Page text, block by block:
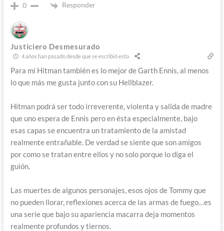
0 Responder
Justiciero Desmesurado
4 años han pasado desde que se escribió esto
Para mi Hitman también es lo mejor de Garth Ennis, al menos
lo que más me gusta junto con su Hellblazer.
Hitman podrá ser todo irreverente, violenta y salida de madre
que uno espera de Ennis pero en ésta especialmente, bajo
esas capas se encuentra un tratamiento de la amistad
realmente entrañable. De verdad se siente que son amigos
por como se tratan entre ellos y no solo porque lo diga el
guión.
Las muertes de algunos personajes, esos ojos de Tommy que
no pueden llorar, reflexiones acerca de las armas de fuego…es
una serie que bajo su apariencia macarra deja momentos
realmente profundos y tiernos.